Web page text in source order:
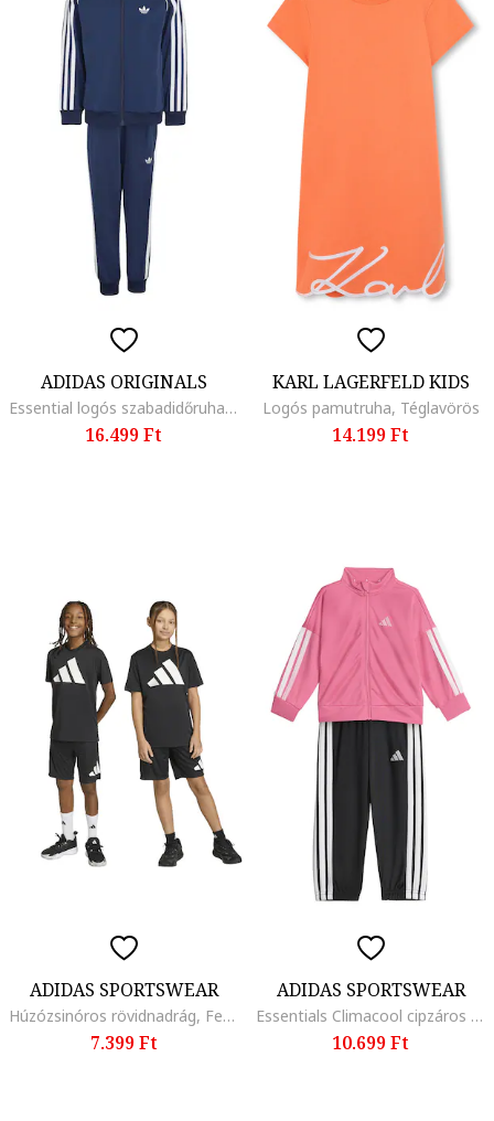
ADIDAS ORIGINALS
Essential logós szabadidőruha, Fehér/Tengerészkék
16.499 Ft
KARL LAGERFELD KIDS
Logós pamutruha, Téglavörös
14.199 Ft
ADIDAS SPORTSWEAR
Húzózsinóros rövidnadrág, Fekete
7.399 Ft
ADIDAS SPORTSWEAR
Essentials Climacool cipzáros szabadidőruha, Fehér/Fekete/Rózsaszín
10.699 Ft